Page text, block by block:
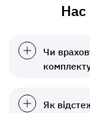
Нас
Чи
Як